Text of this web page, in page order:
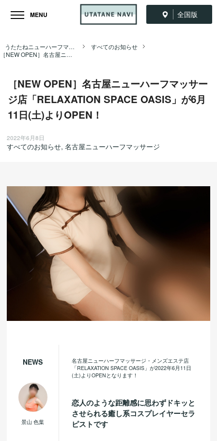
全国版
MENU
うたたねニューハーフマッサージ全国ナビ TOP
すべてのお知らせ
［NEW OPEN］名古屋ニューハーフマッサージ店「RELAXATION SPACE OASIS」が6月11日(土)よりOPEN！
［NEW OPEN］名古屋ニューハーフマッサー
ジ店「RELAXATION SPACE OASIS」が6月
11日(土)よりOPEN！
2022年6月8日
すべてのお知らせ, 名古屋ニューハーフマッサージ
NEWS
景山 色葉
名古屋ニューハーフマッサージ・メンズエステ店
「RELAXATION SPACE OASIS」が2022年6月11日
(土)よりOPENとなります！
恋人のような距離感に思わずドキッと
させられる癒し系コスプレイヤーセラ
ピストです